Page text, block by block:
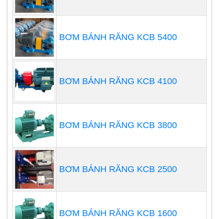
Quy trình lắp đặt và vận hành bơm định lượng đòi
hỏi sự chính xác và cẩn thận để đảm bảo hiệu quả
và độ tin cậy của hệ thống. Hãy tuân thủ đúng quy
trình và nắm vững các hướng dẫn từ nhà sản xuất
để đạt được kết quả tốt nhất.
BƠM BÁNH RĂNG KCB 5400
BƠM BÁNH RĂNG KCB 4100
BƠM BÁNH RĂNG KCB 3800
BƠM BÁNH RĂNG KCB 2500
BƠM BÁNH RĂNG KCB 1600